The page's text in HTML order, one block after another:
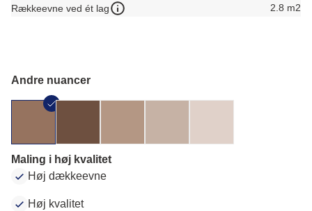
Rækkeevne ved ét lag
2.8 m2
Andre nuancer
Maling i høj kvalitet
Høj dækkeevne
Høj kvalitet